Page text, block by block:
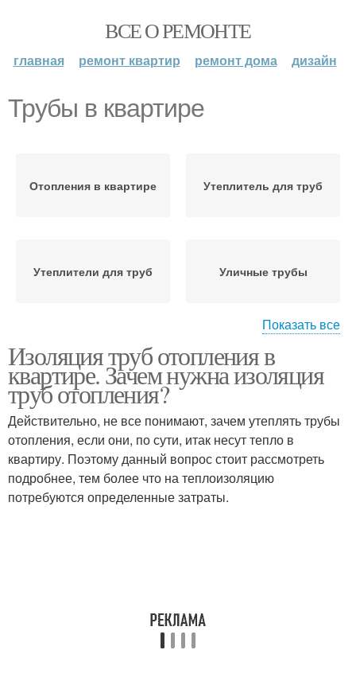
ВСЕ О РЕМОНТЕ
главная ремонт квартир ремонт дома дизайн
Трубы в квартире
Отопления в квартире Утеплитель для труб
Утеплители для труб Уличные трубы
Теплоизоляция для
трубы
Показать все
Изоляция труб отопления в
квартире. Зачем нужна изоляция
труб отопления?
Действительно, не все понимают, зачем утеплять трубы
отопления, если они, по сути, итак несут тепло в
квартиру. Поэтому данный вопрос стоит рассмотреть
подробнее, тем более что на теплоизоляцию
потребуются определенные затраты.